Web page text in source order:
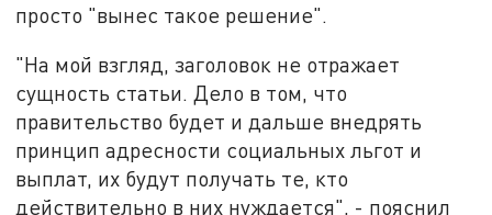
просто "вынес такое решение".
"На мой взгляд, заголовок не отражает
сущность статьи. Дело в том, что
правительство будет и дальше внедрять
принцип адресности социальных льгот и
выплат, их будут получать те, кто
действительно в них нуждается", - пояснил